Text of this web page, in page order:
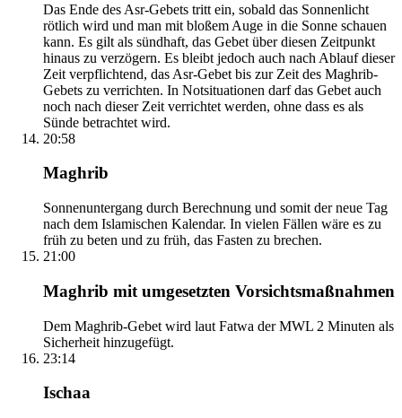
Das Ende des Asr-Gebets tritt ein, sobald das Sonnenlicht
rötlich wird und man mit bloßem Auge in die Sonne schauen
kann. Es gilt als sündhaft, das Gebet über diesen Zeitpunkt
hinaus zu verzögern. Es bleibt jedoch auch nach Ablauf dieser
Zeit verpflichtend, das Asr-Gebet bis zur Zeit des Maghrib-
Gebets zu verrichten. In Notsituationen darf das Gebet auch
noch nach dieser Zeit verrichtet werden, ohne dass es als
Sünde betrachtet wird.
20:58
Maghrib
Sonnenuntergang durch Berechnung und somit der neue Tag
nach dem Islamischen Kalendar. In vielen Fällen wäre es zu
früh zu beten und zu früh, das Fasten zu brechen.
21:00
Maghrib mit umgesetzten Vorsichtsmaßnahmen
Dem Maghrib-Gebet wird laut Fatwa der MWL 2 Minuten als
Sicherheit hinzugefügt.
23:14
Ischaa